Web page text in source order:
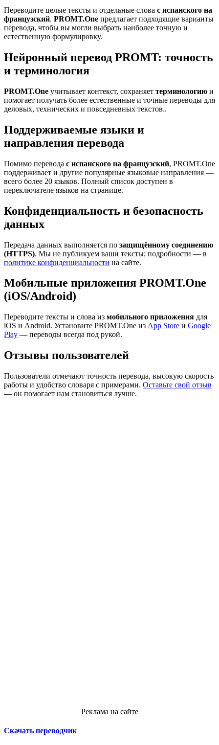
Переводите целые тексты и отдельные слова с испанского на
французский. PROMT.One предлагает подходящие варианты
перевода, чтобы вы могли выбрать наиболее точную и
естественную формулировку.
Нейронный перевод PROMT: точность
и терминология
PROMT.One учитывает контекст, сохраняет терминологию и
помогает получать более естественные и точные переводы для
деловых, технических и повседневных текстов..
Поддерживаемые языки и
направления перевода
Помимо перевода с испанского на французский, PROMT.One
поддерживает и другие популярные языковые направления —
всего более 20 языков. Полный список доступен в
переключателе языков на странице.
Конфиденциальность и безопасность
данных
Передача данных выполняется по защищённому соединению
(HTTPS). Мы не публикуем ваши тексты; подробности — в
политике конфиденциальности на сайте.
Мобильные приложения PROMT.One
(iOS/Android)
Переводите тексты и слова из мобильного приложения для
iOS и Android. Установите PROMT.One из App Store и Google
Play — переводы всегда под рукой.
Отзывы пользователей
Пользователи отмечают точность перевода, высокую скорость
работы и удобство словаря с примерами. Оставьте свой отзыв
— он помогает нам становиться лучше.
Реклама на сайте
Скачать переводчик